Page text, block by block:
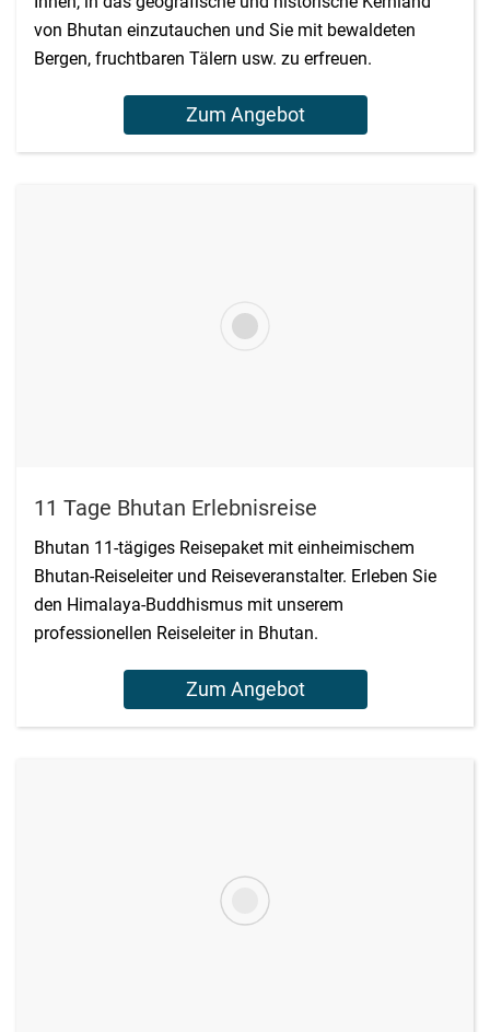
von Bhutan einzutauchen und Sie mit bewaldeten
Bergen, fruchtbaren Tälern usw. zu erfreuen.
Zum Angebot
11 Tage Bhutan Erlebnisreise
Bhutan 11-tägiges Reisepaket mit einheimischem
Bhutan-Reiseleiter und Reiseveranstalter. Erleben Sie
den Himalaya-Buddhismus mit unserem
professionellen Reiseleiter in Bhutan.
Zum Angebot